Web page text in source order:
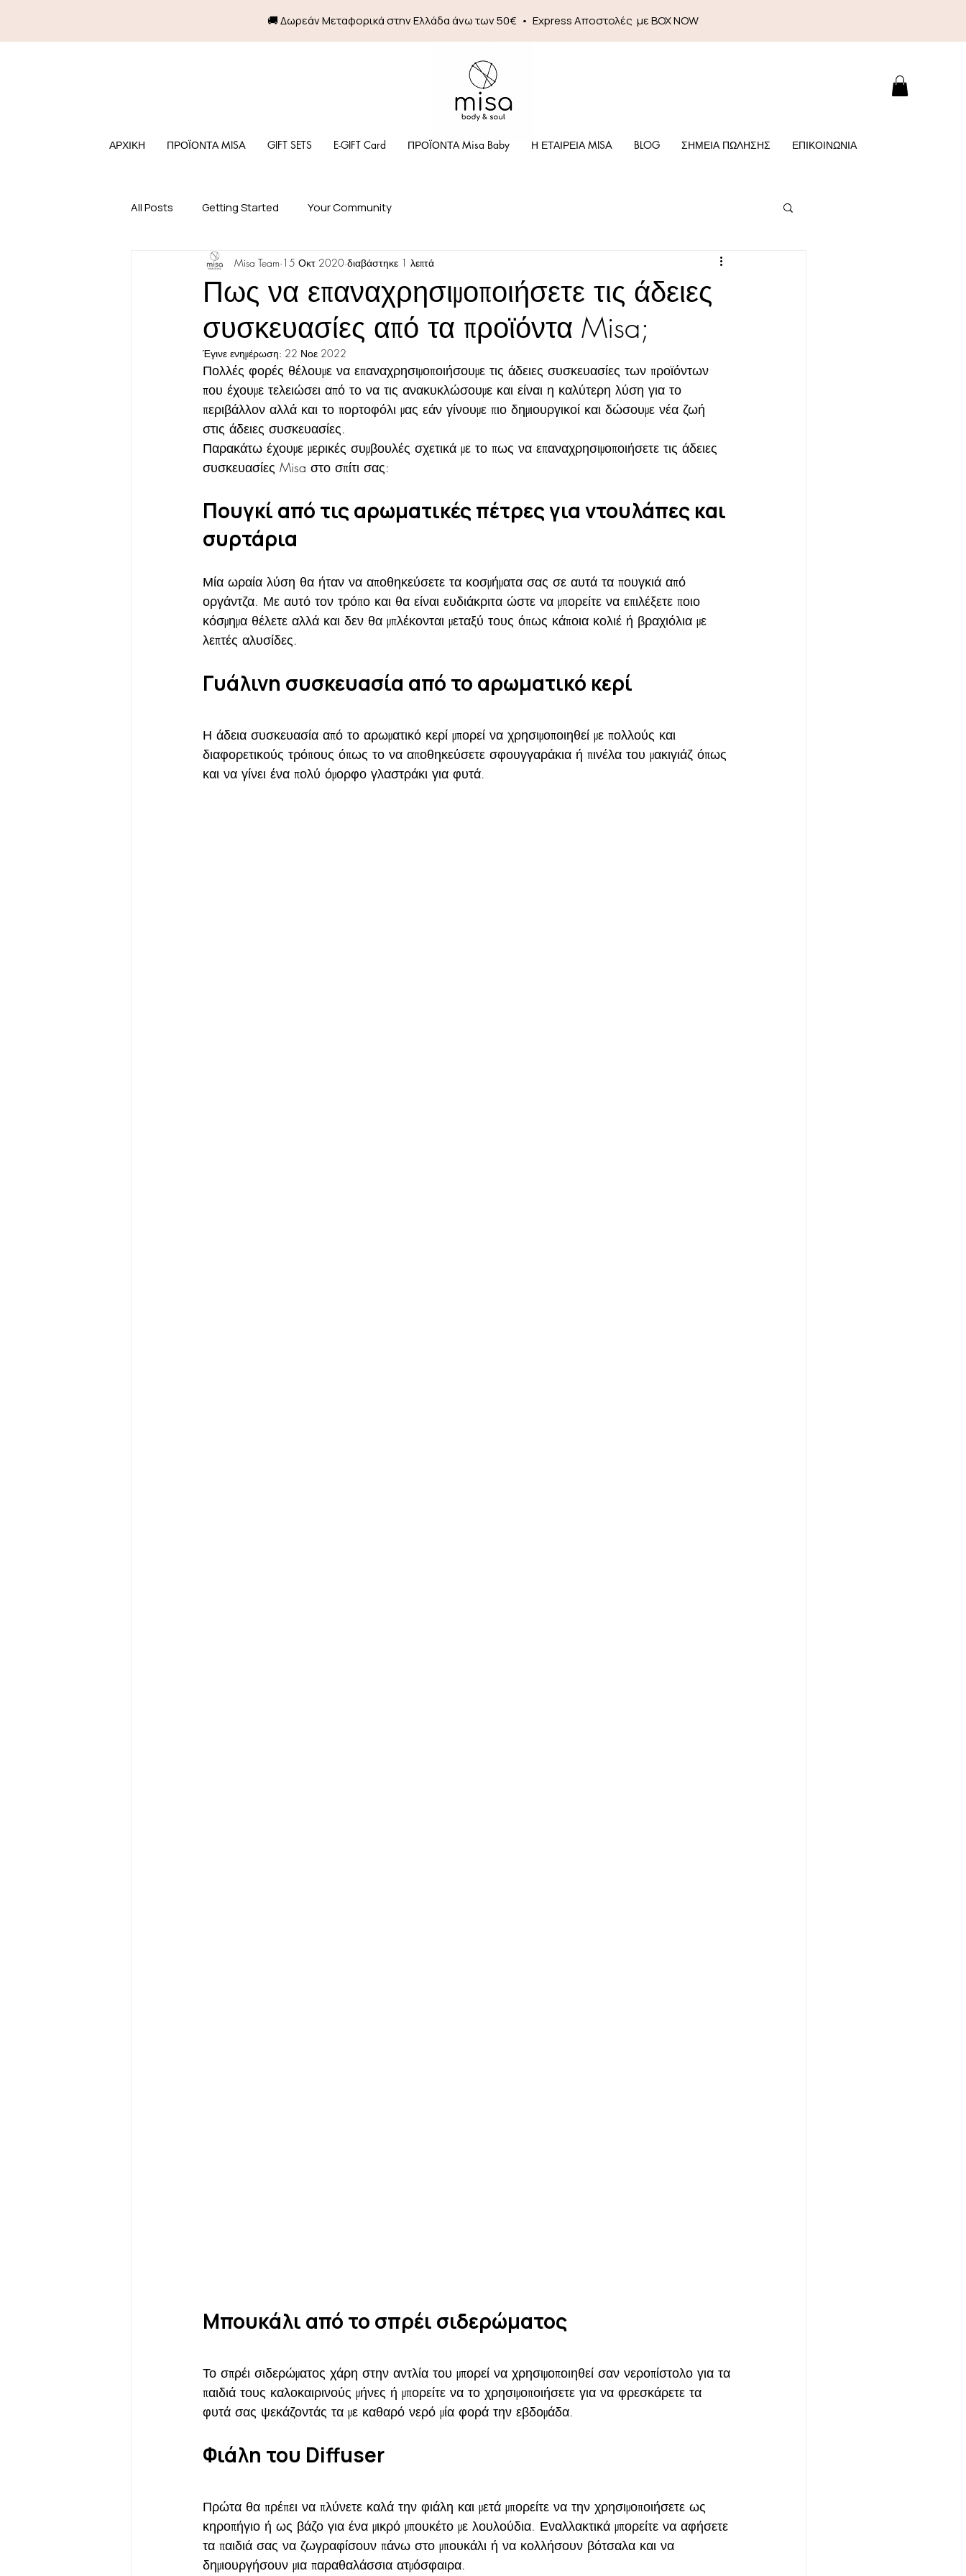
🚚 Δωρεάν Mεταφορικά στην Ελλάδα άνω των 50€ • Express Αποστολές με BOX NOW
ΑΡΧΙΚΗ ΠΡΟΪΟΝΤΑ MISA GIFT SETS E-GIFT Card ΠΡΟΪΟΝΤΑ Misa Baby Η ΕΤΑΙΡΕΙΑ MISA BLOG ΣΗΜΕΙΑ ΠΩΛΗΣΗΣ ΕΠΙΚΟΙΝΩΝΙΑ
All Posts Getting Started Your Community
Πως να επαναχρησιμοποιήσετε τις άδειες
συσκευασίες από τα προϊόντα Misa;
Misa Team 15 Οκτ 2020 διαβάστηκε 1 λεπτά
Έγινε ενημέρωση: 22 Νοε 2022
Πολλές φορές θέλουμε να επαναχρησιμοποιήσουμε τις άδειες συσκευασίες των προϊόντων
που έχουμε τελειώσει από το να τις ανακυκλώσουμε και είναι η καλύτερη λύση για το
περιβάλλον αλλά και το πορτοφόλι μας εάν γίνουμε πιο δημιουργικοί και δώσουμε νέα ζωή
στις άδειες συσκευασίες.
Παρακάτω έχουμε μερικές συμβουλές σχετικά με το πως να επαναχρησιμοποιήσετε τις άδειες
συσκευασίες Misa στο σπίτι σας:
Πουγκί από τις αρωματικές πέτρες για ντουλάπες και
συρτάρια
Μία ωραία λύση θα ήταν να αποθηκεύσετε τα κοσμήματα σας σε αυτά τα πουγκιά από
οργάντζα. Με αυτό τον τρόπο και θα είναι ευδιάκριτα ώστε να μπορείτε να επιλέξετε ποιο
κόσμημα θέλετε αλλά και δεν θα μπλέκονται μεταξύ τους όπως κάποια κολιέ ή βραχιόλια με
λεπτές αλυσίδες.
Γυάλινη συσκευασία από το αρωματικό κερί
Η άδεια συσκευασία από το αρωματικό κερί μπορεί να χρησιμοποιηθεί με πολλούς και
διαφορετικούς τρόπους όπως το να αποθηκεύσετε σφουγγαράκια ή πινέλα του μακιγιάζ όπως
και να γίνει ένα πολύ όμορφο γλαστράκι για φυτά.
Μπουκάλι από το σπρέι σιδερώματος
Το σπρέι σιδερώματος χάρη στην αντλία του μπορεί να χρησιμοποιηθεί σαν νεροπίστολο για τα
παιδιά τους καλοκαιρινούς μήνες ή μπορείτε να το χρησιμοποιήσετε για να φρεσκάρετε τα
φυτά σας ψεκάζοντάς τα με καθαρό νερό μία φορά την εβδομάδα.
Φιάλη του Diffuser
Πρώτα θα πρέπει να πλύνετε καλά την φιάλη και μετά μπορείτε να την χρησιμοποιήσετε ως
κηροπήγιο ή ως βάζο για ένα μικρό μπουκέτο με λουλούδια. Εναλλακτικά μπορείτε να αφήσετε
τα παιδιά σας να ζωγραφίσουν πάνω στο μπουκάλι ή να κολλήσουν βότσαλα και να
δημιουργήσουν μια παραθαλάσσια ατμόσφαιρα.